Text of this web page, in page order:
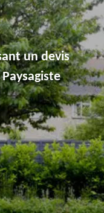
un devis